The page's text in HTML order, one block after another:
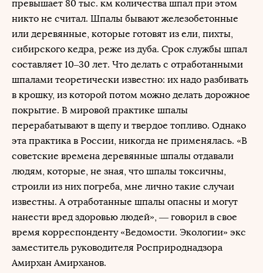
превышает 80 тыс. км количества шпал при этом
никто не считал. Шпалы бывают железобетонные
или деревянные, которые готовят из ели, пихты,
сибирского кедра, реже из дуба. Срок службы шпал
составляет 10–30 лет. Что делать с отработанными
шпалами теоретически известно: их надо разбивать
в крошку, из которой потом можно делать дорожное
покрытие. В мировой практике шпалы
перерабатывают в щепу и твердое топливо. Однако
эта практика в России, никогда не применялась. «В
советские времена деревянные шпалы отдавали
людям, которые, не зная, что шпалы токсичны,
строили из них погреба, мне лично такие случаи
известны. А отработанные шпалы опасны и могут
нанести вред здоровью людей», — говорил в свое
время корреспонденту «Ведомости. Экологии» экс
заместитель руководителя Росприроднадзора
Амирхан Амирханов.